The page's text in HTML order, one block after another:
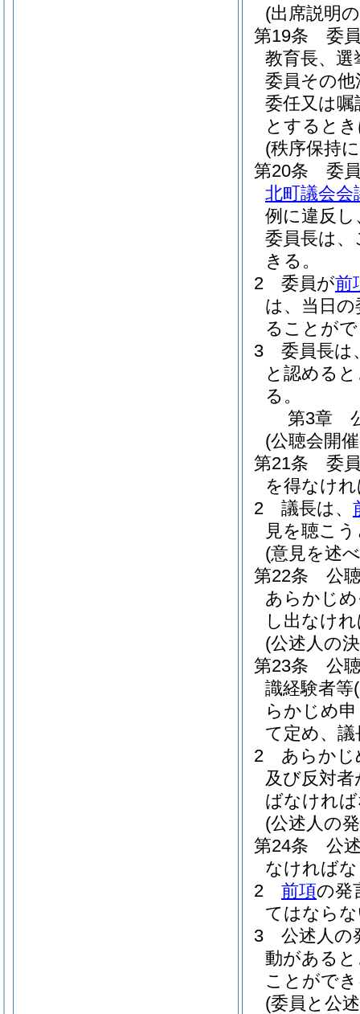
(出席説明
第19条
委
教育長、選
委員その
委任又は
とすると
(秩序保持
第20条
委
北町議会会
例に違反
委員長は
きる。
2
委員が前
は、当日
ることが
3
委員長は
と認める
る。
第3章
(公聴会開
第21条
委
を得なけ
2
議長は、
見を聴こ
(意見を述
第22条
公
あらかじ
し出なけ
(公述人の
第23条
公
識経験者等
らかじめ
て定め、
2
あらかじ
及び反対
ばなけれ
(公述人の
第24条
公
なければ
2
前項の発
てはなら
3
公述人の
動がある
ことがで
(委員と公